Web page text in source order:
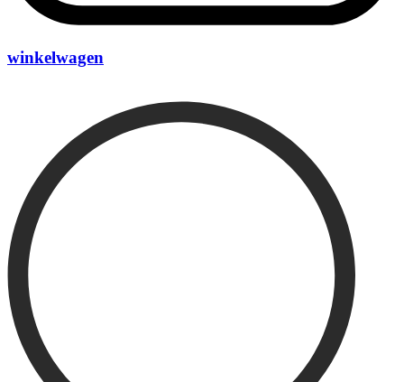
winkelwagen